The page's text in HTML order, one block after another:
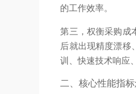
的工作效率。
第三，权衡采购成
后就出现精度漂移
训、快速技术响应
二、核心性能指